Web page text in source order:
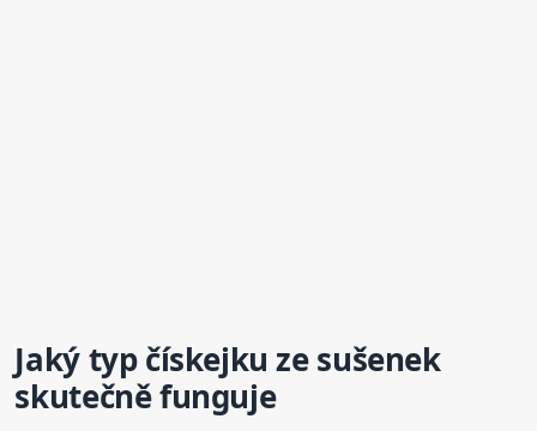
Jaký typčískejku ze sušenek
skutečně funguje